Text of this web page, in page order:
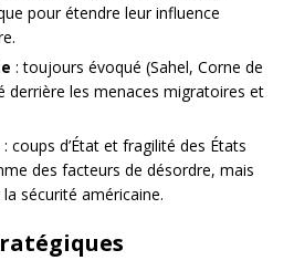
pour étendre leur influence
: toujours évoqué (Sahel, Corne de
derrière les menaces migratoires et
: coups d’État et fragilité des États
des facteurs de désordre, mais
sécurité américaine.